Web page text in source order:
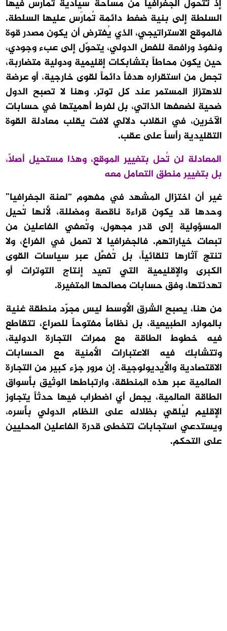
إذ تتحوّل الجغرافيا من مساحة سيادية تُمارَس فيها
السلطة إلى بنية ضغط دائمة تُمارَس عليها السلطة.
فالموقع الاستراتيجي، الذي يُفترض أن يكون مصدر قوة
ونفوذ ورافعة للفعل الدولي، يتحوّل إلى عبء وجودي،
حين يكون محاطاً بتشابكات إقليمية ودولية متضاربة،
تجعل من استقراره هدفاً دائماً لقوى خارجية، أو عرضة
للاهتزاز المستمر عند كل توتر. وهنا لا تصبح الدول
ضحية لضعفها الذاتي، بل لفرط أهميتها في حسابات
الآخرين، في انقلاب دلالي لافت يقلب معادلة القوة
التقليدية رأساً على عقب.
المعادلة لن تُحل بتغيير الموقع، وهذا مستحيل أصلاً،
بل بتغيير منطق التعامل معه
غير أن اختزال المشهد في مفهوم “لعنة الجغرافيا”
وحدها قد يكون قراءة ناقصة ومضللة، لأنها تُحيل
المسؤولية إلى قدر مجهول، وتُعفي الفاعلين من
تبعات خياراتهم. فالجغرافيا لا تعمل في الفراغ، ولا
تنتج آثارها تلقائياً، بل تُفعَّل عبر سياسات القوى
الكبرى والإقليمية التي تعيد إنتاج التوترات أو
تهدئتها، وفق حسابات مصالحها المتغيرة.
من هنا، يصبح الشرق الأوسط ليس مجرّد منطقة غنية
بالموارد الطبيعية، بل نظاماً مفتوحاً للصراع، تتقاطع
فيه خطوط الطاقة مع ممرات التجارة الدولية،
وتتشابك فيه الاعتبارات الأمنية مع الحسابات
الاقتصادية والأيديولوجية. إن مرور جزء كبير من التجارة
العالمية عبر هذه المنطقة، وارتباطها الوثيق بأسواق
الطاقة العالمية، يجعل أي اضطراب فيها حدثاً يتجاوز
الإقليم ليُلقي بظلاله على النظام الدولي بأسره،
ويستدعي استجابات تتخطى قدرة الفاعلين المحليين
على التحكم.